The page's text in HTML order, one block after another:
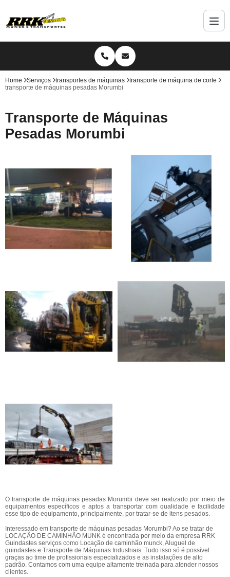
Home Serviços transportes de máquinas
transporte de máquina de corte
transporte de máquinas pesadas Morumbi
Transporte de Máquinas
Pesadas Morumbi
O transporte de máquinas pesadas Morumbi deve ser realizado por meio de
equipamentos específicos e aptos a transportar com qualidade e facilidade
esse tipo de equipamento, principalmente, por tratar-se de itens pesados.
Interessado em transporte de máquinas pesadas Morumbi? Ao se tratar de
LOCAÇÃO DE CAMINHÃO MUNK é encontrada por meio da empresa RRK
Guindastes serviços como Locação de caminhão munck, Aluguel de
guindastes e Transporte de Máquinas Industriais. Tudo isso só é possível
graças ao time de profissionais especializados e as instalações de alto
padrão. Contamos com uma equipe altamente treinada para atender nossos
clientes.